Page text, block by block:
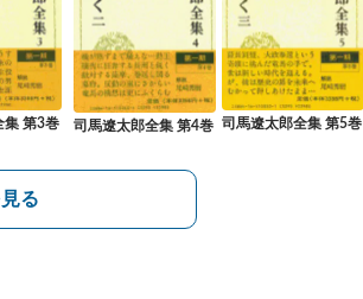
集 第3巻 司馬遼太郎全集 第4巻 司馬遼太郎全集 第5巻
る